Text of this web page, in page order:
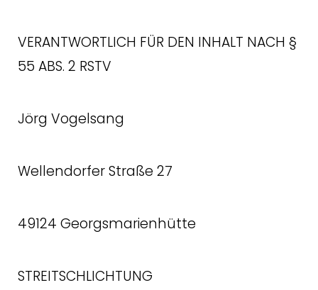
VERANTWORTLICH FÜR DEN INHALT NACH §
55 ABS. 2 RSTV
Jörg Vogelsang
Wellendorfer Straße 27
49124 Georgsmarienhütte
STREITSCHLICHTUNG